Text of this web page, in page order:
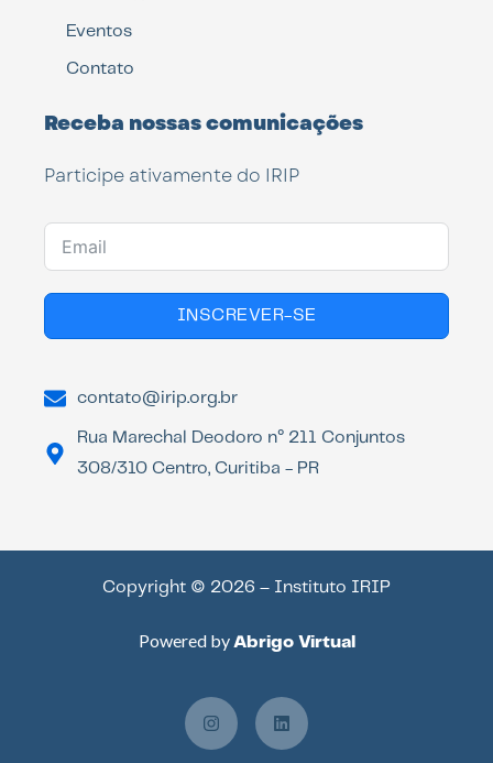
Eventos
Contato
Receba nossas comunicações
Participe ativamente do IRIP
INSCREVER-SE
contato@irip.org.br
Rua Marechal Deodoro n° 211 Conjuntos
308/310 Centro, Curitiba - PR
Copyright © 2026 – Instituto IRIP
Powered by Abrigo Virtual